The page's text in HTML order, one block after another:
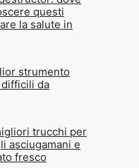
questi
la salute in
strumento
da
trucchi per
asciugamani e
fresco